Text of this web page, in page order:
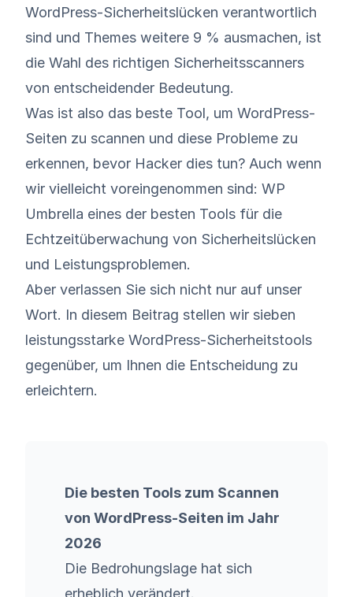
WordPress-Sicherheitslücken verantwortlich
sind und Themes weitere 9 % ausmachen, ist
die Wahl des richtigen Sicherheitsscanners
von entscheidender Bedeutung.
Was ist also das beste Tool, um WordPress-
Seiten zu scannen und diese Probleme zu
erkennen, bevor Hacker dies tun? Auch wenn
wir vielleicht voreingenommen sind: WP
Umbrella eines der besten Tools für die
Echtzeitüberwachung von Sicherheitslücken
und Leistungsproblemen.
Aber verlassen Sie sich nicht nur auf unser
Wort. In diesem Beitrag stellen wir sieben
leistungsstarke WordPress-Sicherheitstools
gegenüber, um Ihnen die Entscheidung zu
erleichtern.
Die besten Tools zum Scannen
von WordPress-Seiten im Jahr
2026
Die Bedrohungslage hat sich
erheblich verändert.